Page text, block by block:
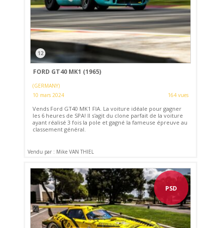
12
FORD GT40 MK1 (1965)
(GERMANY)
10 mars 2024
164 vues
Vends Ford GT40 MK1 FIA. La voiture idéale pour gagner
les 6 heures de SPA! Il s'agit du clone parfait de la voiture
ayant réalisé 3 fois la pole et gagné la fameuse épreuve au
classement général.
Vendu par : Mike VAN THIEL
PSD